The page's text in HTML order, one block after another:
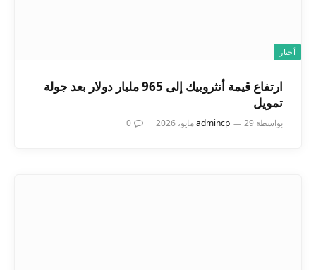
أخبار
ارتفاع قيمة أنثروبيك إلى 965 مليار دولار بعد جولة
تمويل
بواسطة admincp 29 مايو، 2026 0